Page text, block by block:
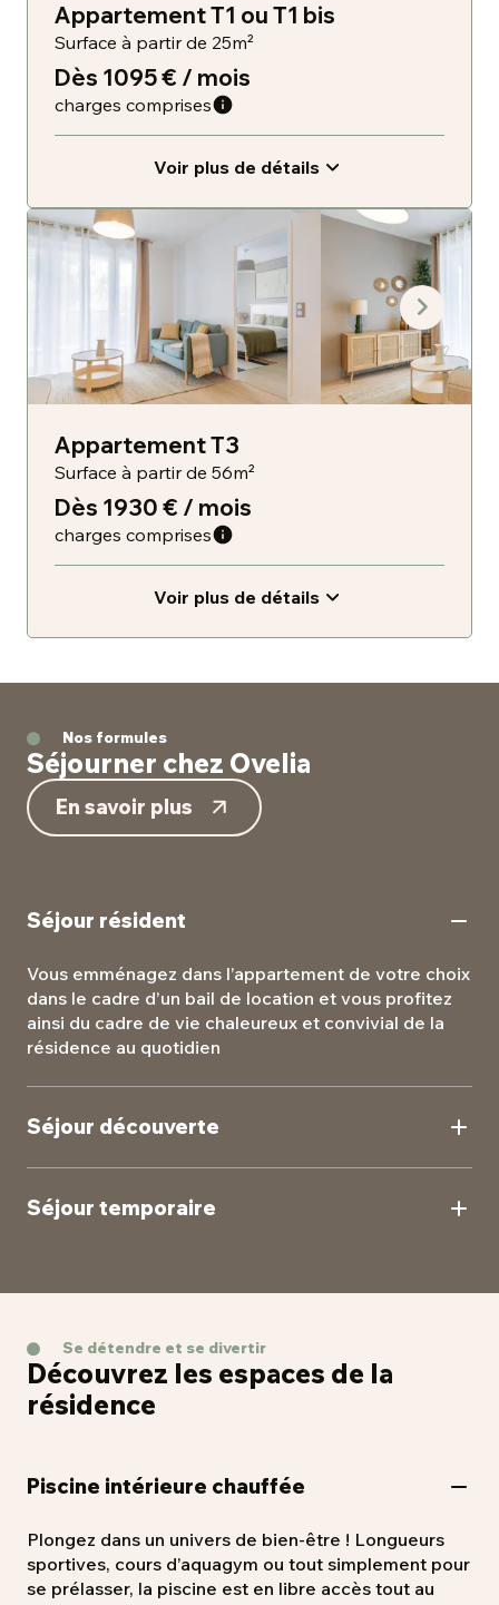
Appartement T1 ou T1 bis
Surface à partir de 25m²
Dès 1095 € / mois
charges comprises
Voir plus de détails
Appartement T3
Surface à partir de 56m²
Dès 1930 € / mois
charges comprises
Voir plus de détails
Nos formules
Séjourner chez Ovelia
En savoir plus
Séjour résident
Vous emménagez dans l’appartement de votre choix
dans le cadre d’un bail de location et vous profitez
ainsi du cadre de vie chaleureux et convivial de la
résidence au quotidien
Séjour découverte
séjour de courte durée pour vous faire votre propre
Séjour temporaire
portée de main ! Il n’y a plus qu’à poser vos valises !
Se détendre et se divertir
Découvrez les espaces de la
résidence
Piscine intérieure chauffée
Plongez dans un univers de bien-être ! Longueurs
sportives, cours d’aquagym ou tout simplement pour
se prélasser, la piscine est en libre accès tout au